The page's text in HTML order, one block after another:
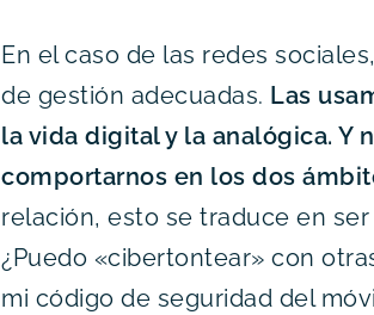
En el caso de las redes
de gestión adecuadas. Las
la vida digital y la analógica. Y
comportarnos en los dos
relación, esto se traduce en
¿Puedo «cibertontear» con
mi código de seguridad del